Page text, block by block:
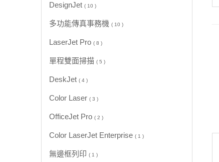
DesignJet ( 10 )
多功能傳真事務機 ( 10 )
LaserJet Pro ( 8 )
單程雙面掃描 ( 5 )
DeskJet ( 4 )
Color Laser ( 3 )
OfficeJet Pro ( 2 )
Color LaserJet Enterprise ( 1 )
無邊框列印 ( 1 )